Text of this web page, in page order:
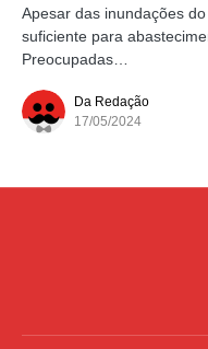
Apesar das inundações
suficiente para
Preocupadas…
Da Redação
17/05/2024